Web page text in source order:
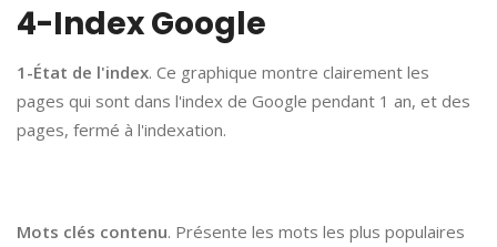
4-Index Google
1-État de l'index. Ce graphique montre clairement les
pages qui sont dans l'index de Google pendant 1 an, et des
pages, fermé à l'indexation.
Mots clés contenu. Présente les mots les plus populaires